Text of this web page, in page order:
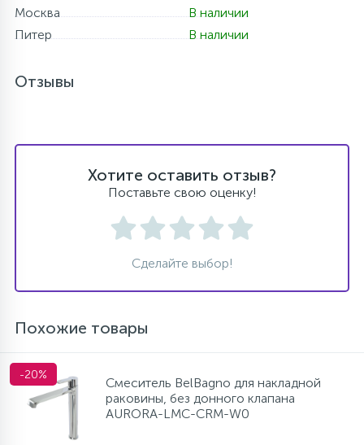
Москва
В наличии
Питер
В наличии
Отзывы
Хотите оставить отзыв?
Поставьте свою оценку!
Сделайте выбор!
Похожие товары
-20%
Смеситель BelBagno для накладной
раковины, без донного клапана
AURORA-LMC-CRM-W0